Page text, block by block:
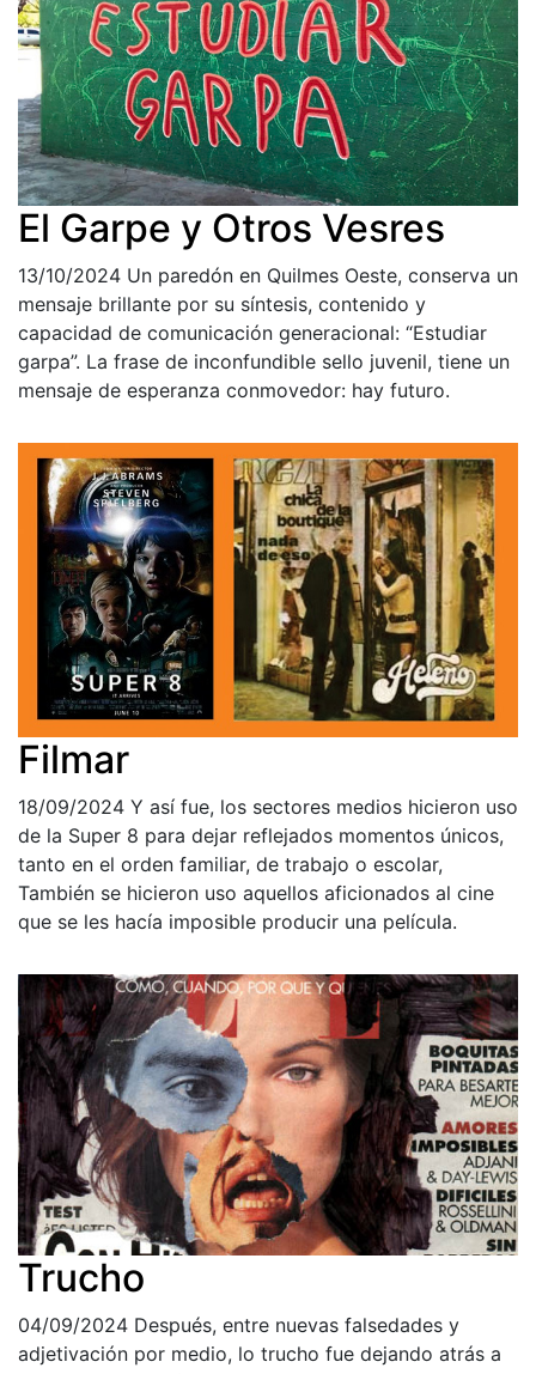
El Garpe y Otros Vesres
13/10/2024 Un paredón en Quilmes Oeste, conserva un
mensaje brillante por su síntesis, contenido y
capacidad de comunicación generacional: “Estudiar
garpa”. La frase de inconfundible sello juvenil, tiene un
mensaje de esperanza conmovedor: hay futuro.
Filmar
18/09/2024 Y así fue, los sectores medios hicieron uso
de la Super 8 para dejar reflejados momentos únicos,
tanto en el orden familiar, de trabajo o escolar,
También se hicieron uso aquellos aficionados al cine
que se les hacía imposible producir una película.
Trucho
04/09/2024 Después, entre nuevas falsedades y
adjetivación por medio, lo trucho fue dejando atrás a